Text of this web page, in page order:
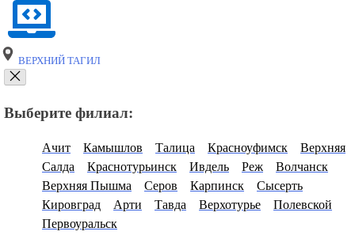
ВЕРХНИЙ ТАГИЛ
Выберите филиал:
Ачит Камышлов Талица Красноуфимск
Верхняя
Салда
Краснотурьинск Ивдель Реж
Волчанск
Верхняя Пышма
Серов Карпинск
Сысерть
Кировград
Арти Тавда Верхотурье
Полевской
Первоуральск